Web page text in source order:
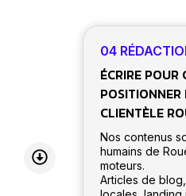
04
ÉCRIRE POUR
POSITIONNER
CLIENTÈLE
Nos contenus
humains de
moteurs.
Articles de